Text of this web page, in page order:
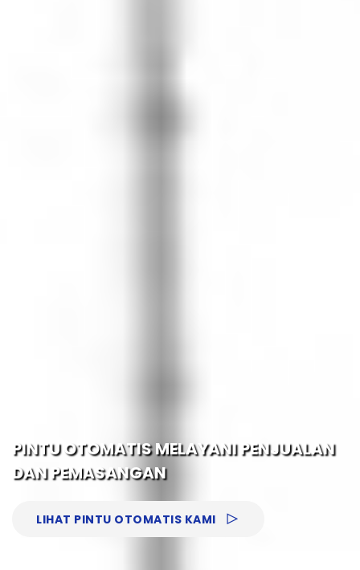
PINTU OTOMATIS MELAYANI PENJUALAN
DAN PEMASANGAN
LIHAT PINTU OTOMATIS KAMI